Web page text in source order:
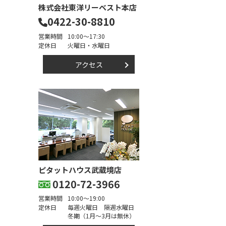
株式会社東洋リーベスト本店
0422-30-8810
営業時間
10:00～17:30
定休日
火曜日・水曜日
アクセス
ピタットハウス武蔵境店
0120-72-3966
営業時間
10:00～19:00
定休日
毎週火曜日 隔週水曜日
冬期（1月～3月は無休）